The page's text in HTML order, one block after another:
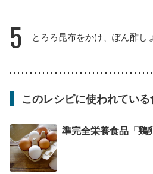
5 とろろ昆布をかけ、ぽん酢し
このレシピに使われてい
準完全栄養食品「鶏